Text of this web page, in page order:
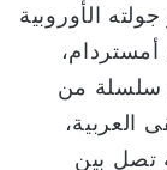
الأوروبية
سلسلة من
العربية،
تصل بين